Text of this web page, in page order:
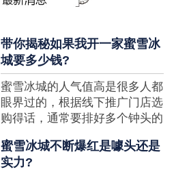
带你揭秘如果我开一家蜜雪冰
城要多少钱?
蜜雪冰城的人气值高是很多人都
眼界过的，根据线下推广门店选
购得话，通常要排好多个钟头的
想要排长队，为的便是那一杯令
人挂念的蜜雪冰城。顾客喜爱的
蜜雪冰城不断爆红是噱头还是
实力?